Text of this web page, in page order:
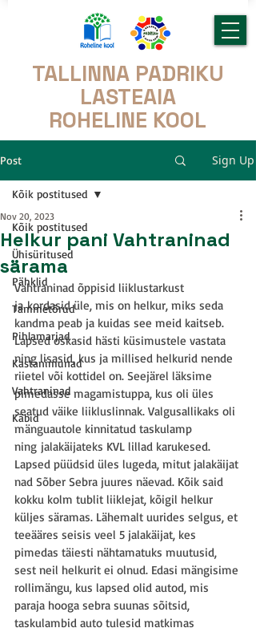
TALLINNA PADRIKU
LASTEAIA
ROHELINE KOOL
Post Sign Up
Kõik postitused
Ühisüritused
Pähklid
Tammetõrud
Pihlamarjad
Kastanimunad
Vahtraninad
Käbid
Kõik postitused
Helkur pani Vahtraninad
särama
Nov 20, 2023
Vahtraninad õppisid liiklustarkust
ja kordasid üle, mis on helkur, miks seda
kandma peab ja kuidas see meid kaitseb.
Lapsed oskasid hästi küsimustele vastata
ning lisasid, kus ja millised helkurid nende
riietel või kottidel on. Seejärel läksime
pimedasse magamistuppa, kus oli üles
seatud väike liikluslinnak. Valgusallikaks oli
mänguautole kinnitatud taskulamp
ning jalakäijateks KVL lillad karukesed.
Lapsed püüdsid üles lugeda, mitut jalakäijat
nad Sõber Sebra juures näevad. Kõik said
kokku kolm tublit liiklejat, kõigil helkur
küljes säramas. Lähemalt uurides selgus, et
teeääres seisis veel 5 jalakäijat, kes
pimedas täiesti nähtamatuks muutusid,
sest neil helkurit ei olnud. Edasi mängisime
rollimängu, kus lapsed olid autod, mis
paraja hooga sebra suunas sõitsid,
taskulambid auto tulesid matkimas